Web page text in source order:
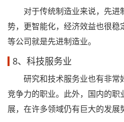
对于传统制造业来说，先进
势，更智能化，经济效益也很稳
等公司就是先进制造业。
8、科技服务业
研究和技术服务业也有非常
竞争力的职业。此外，国内的职
展，在许多领域仍有巨大的发展